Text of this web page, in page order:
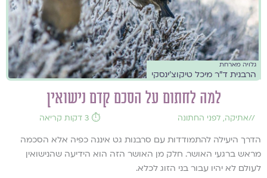
גלויה מארחת
הרבנית ד"ר מיכל טיקוצ'ינסקי
למה לחתום על הסכם קדם נישואין
//אתיקה, לפני החתונה ⏱️ 3 דקות קריאה
הדרך היעילה להתמודדות עם סרבנות גט איננה כפיה אלא הסכמה
מראש ברגעי האושר. חלק מן האושר הזה הוא הידיעה שהנישואין
לעולם לא יהיו עבור בני הזוג לכלא.